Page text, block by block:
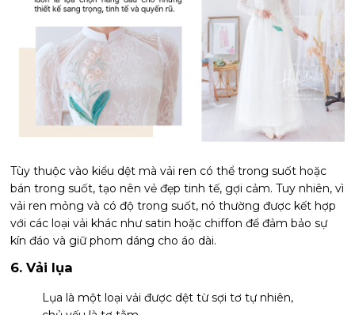
Tùy thuộc vào kiểu dệt mà vải ren có thể trong suốt hoặc
bán trong suốt, tạo nên vẻ đẹp tinh tế, gợi cảm. Tuy nhiên, vì
vải ren mỏng và có độ trong suốt, nó thường được kết hợp
với các loại vải khác như satin hoặc chiffon để đảm bảo sự
kín đáo và giữ phom dáng cho áo dài.
6. Vải lụa
Lụa là một loại vải được dệt từ sợi tơ tự nhiên,